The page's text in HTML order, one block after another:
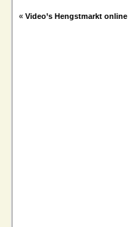
« Video’s Hengstmarkt online